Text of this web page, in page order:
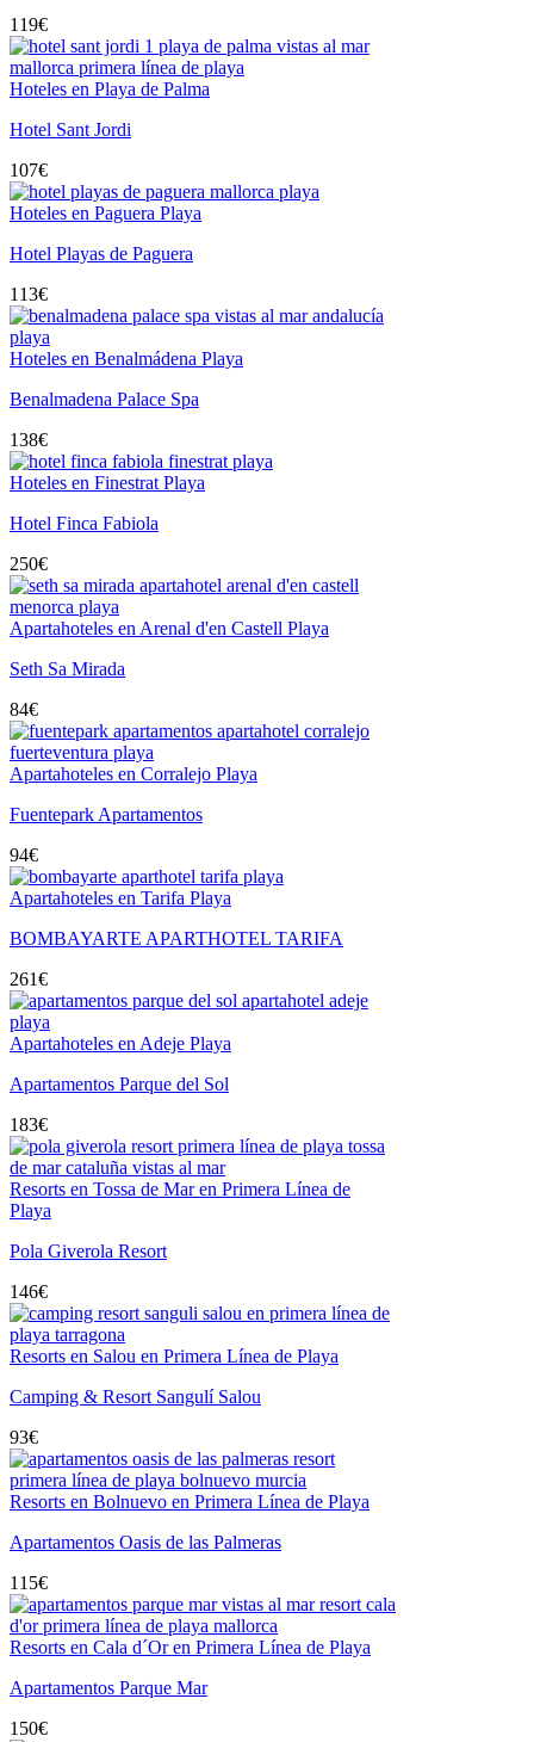
119€
Hoteles en Playa de Palma
Hotel Sant Jordi
107€
Hoteles en Paguera Playa
Hotel Playas de Paguera
113€
Hoteles en Benalmádena Playa
Benalmadena Palace Spa
138€
Hoteles en Finestrat Playa
Hotel Finca Fabiola
250€
Apartahoteles en Arenal d'en Castell Playa
Seth Sa Mirada
84€
Apartahoteles en Corralejo Playa
Fuentepark Apartamentos
94€
Apartahoteles en Tarifa Playa
BOMBAYARTE APARTHOTEL TARIFA
261€
Apartahoteles en Adeje Playa
Apartamentos Parque del Sol
183€
Resorts en Tossa de Mar en Primera Línea de
Playa
Pola Giverola Resort
146€
Resorts en Salou en Primera Línea de Playa
Camping & Resort Sangulí Salou
93€
Resorts en Bolnuevo en Primera Línea de Playa
Apartamentos Oasis de las Palmeras
115€
Resorts en Cala d´Or en Primera Línea de Playa
Apartamentos Parque Mar
150€